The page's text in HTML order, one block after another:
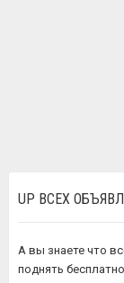
UP ВСЕХ
А вы знаете что
поднять